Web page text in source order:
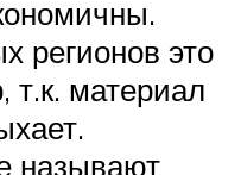
регионов это
материал
называют